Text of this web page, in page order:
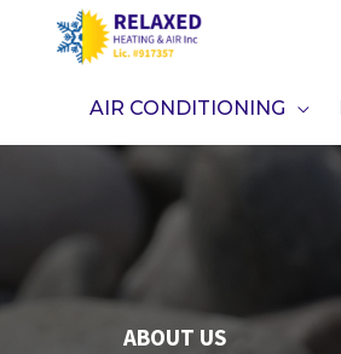
AIR CONDITIONING
ABOUT US